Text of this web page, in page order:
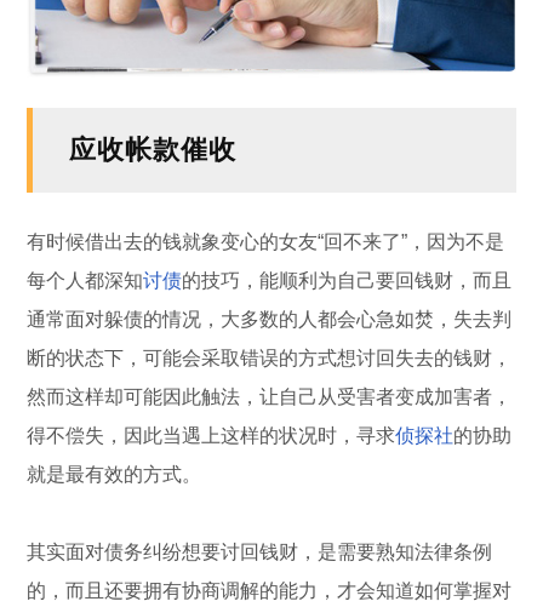
应收帐款催收
有时候借出去的钱就象变心的女友“回不来了”，因为不是
每个人都深知讨债的技巧，能顺利为自己要回钱财，而且
通常面对躲债的情况，大多数的人都会心急如焚，失去判
断的状态下，可能会采取错误的方式想讨回失去的钱财，
然而这样却可能因此触法，让自己从受害者变成加害者，
得不偿失，因此当遇上这样的状况时，寻求侦探社的协助
就是最有效的方式。
其实面对债务纠纷想要讨回钱财，是需要熟知法律条例
的，而且还要拥有协商调解的能力，才会知道如何掌握对